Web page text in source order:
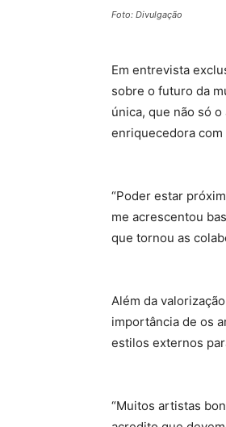
Foto: Divulgação
Em entrevista
sobre o futuro da
única, que não só
enriquecedora
“Poder estar
me acrescentou
que tornou as
Além da
importância de os
estilos externos
“Muitos artistas